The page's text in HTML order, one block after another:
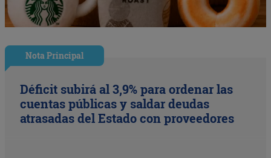
Nota Principal
Déficit subirá al 3,9% para ordenar las
cuentas públicas y saldar deudas
atrasadas del Estado con proveedores